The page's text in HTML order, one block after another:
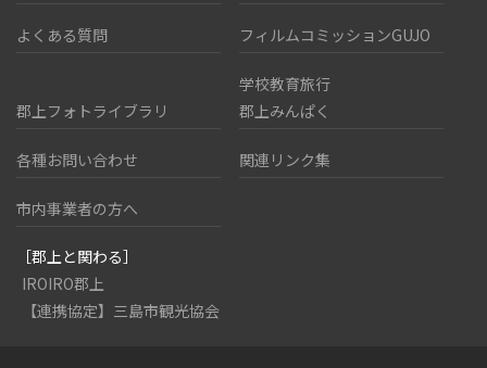
よくある質問 フィルムコミッションGUJO
郡上フォトライブラリ
学校教育旅行
郡上みんぱく
各種お問い合わせ 関連リンク集
市内事業者の方へ
［郡上と関わる］
IROIRO郡上
【連携協定】三島市観光協会